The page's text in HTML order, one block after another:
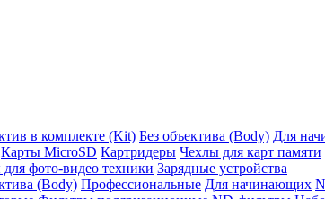
в комплекте (Kit) Без объектива (Body) Для
Карты MicroSD Картридеры Чехлы для карт памяти
фото-видео техники Зарядные устройства
(Body) Профессиональные Для начинающих